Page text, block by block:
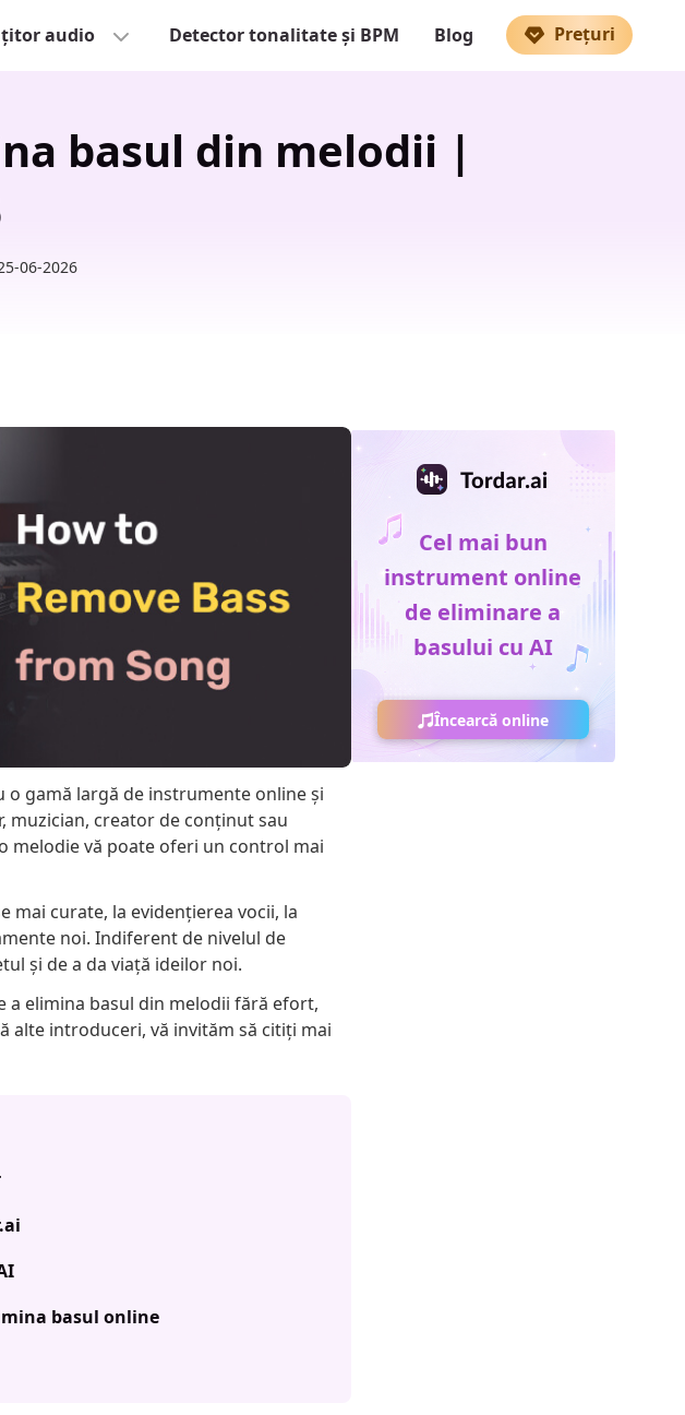
audio Detector tonalitate și BPM Blog Prețuri
basul din melodii |
06-2026
o gamă largă de instrumente online și
muzician, creator de conținut sau
melodie vă poate oferi un control mai
mai curate, la evidențierea vocii, la
noi. Indiferent de nivelul de
și de a da viață ideilor noi.
a elimina basul din melodii fără efort,
alte introduceri, vă invităm să citiți mai
basul online
Cel mai bun
instrument online
de eliminare a
basului cu AI
Încearcă online